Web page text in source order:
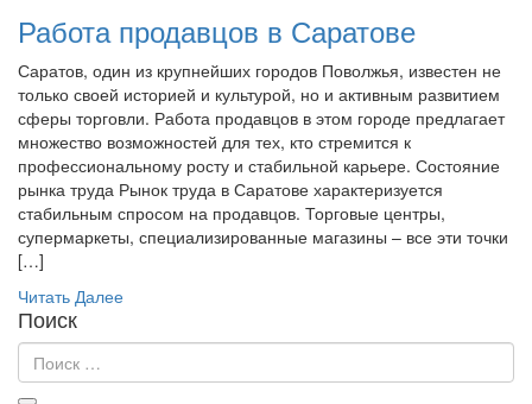
Работа продавцов в Саратове
Саратов, один из крупнейших городов Поволжья, известен не
только своей историей и культурой, но и активным развитием
сферы торговли. Работа продавцов в этом городе предлагает
множество возможностей для тех, кто стремится к
профессиональному росту и стабильной карьере. Состояние
рынка труда Рынок труда в Саратове характеризуется
стабильным спросом на продавцов. Торговые центры,
супермаркеты, специализированные магазины – все эти точки
[…]
Читать Далее
Поиск